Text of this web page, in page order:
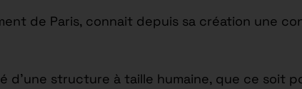
de Paris, connait depuis sa création une
d’une structure à taille humaine, que ce soit